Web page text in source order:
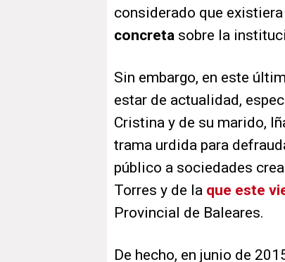
considerado que
concreta sobre la
Sin embargo, en este
estar de actualidad,
Cristina y de su marido,
trama urdida para
público a sociedades
Torres y de la que este
Provincial de Baleares.
De hecho, en junio de